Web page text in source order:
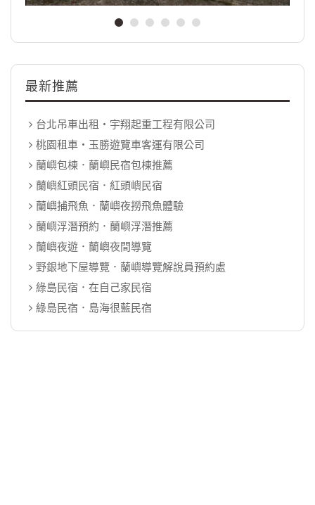
最新推薦
台北吊車出租‧宇翔起重工程有限公司
桃園租車‧玉勝遊覽車客運有限公司
蘭嶼包棟．蘭嶼民宿包棟推薦
蘭嶼紅頭民宿．紅頭嶼民宿
蘭嶼捕飛魚．蘭嶼夜撈飛魚體驗
蘭嶼浮潛預約．蘭嶼浮潛推薦
蘭嶼夜遊．蘭嶼夜間導覽
野銀地下屋導覽．蘭嶼導覽解說員預約處
綠島民宿．在自己家民宿
綠島民宿．島海很藍民宿